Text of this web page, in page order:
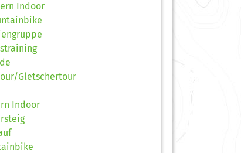
Indoor
Gletschertour
Indoor